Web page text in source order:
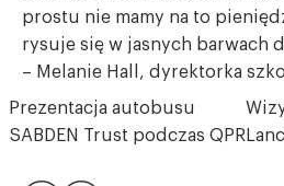
prostu nie mamy na to
rysuje się w jasnych barwach
– Melanie Hall, dyrektorka
Prezentacja autobusu
SABDEN Trust podczas QPR